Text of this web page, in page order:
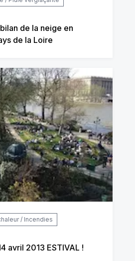
de la neige en
de la Loire
/ Incendies
avril 2013 ESTIVAL !